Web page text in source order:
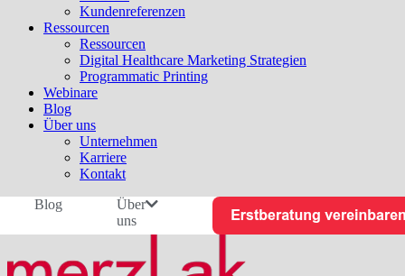
Kundenreferenzen
Ressourcen
Ressourcen
Digital Healthcare Marketing Strategien
Programmatic Printing
Webinare
Blog
Über uns
Unternehmen
Karriere
Kontakt
Blog
Über
uns